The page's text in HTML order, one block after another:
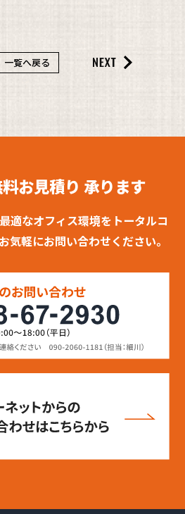
一覧へ戻る
お見積り 承ります
適なオフィス環境をトータルコ
気軽にお問い合わせください。